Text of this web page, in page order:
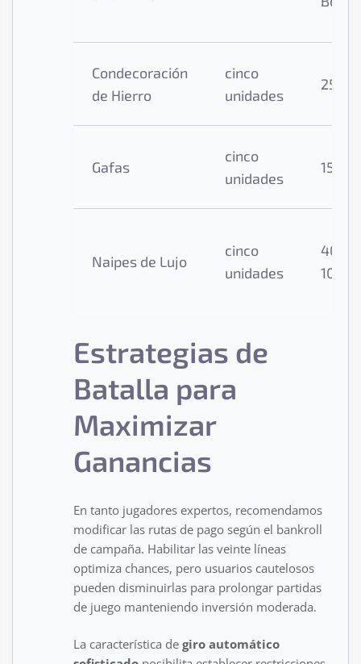
Condecoración
de Hierro
cinco
unidades
250x
Gafas
cinco
unidades
150x
Naipes de Lujo
cinco
unidades
40-
100x
Estrategias de
Batalla para
Maximizar
Ganancias
En tanto jugadores expertos, recomendamos
modificar las rutas de pago según el bankroll
de campaña. Habilitar las veinte líneas
optimiza chances, pero usuarios cautelosos
pueden disminuirlas para prolongar partidas
de juego manteniendo inversión moderada.
La característica de giro automático